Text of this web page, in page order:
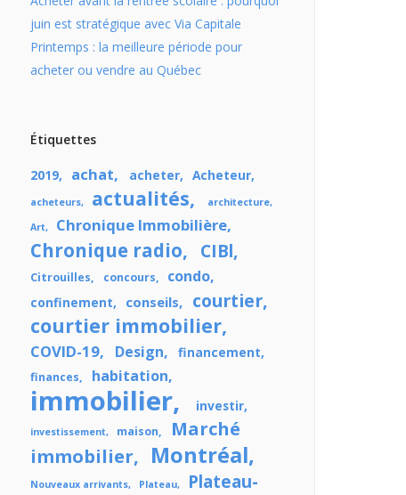
juin est stratégique avec Via Capitale
Printemps : la meilleure période pour
acheter ou vendre au Québec
Étiquettes
2019 achat acheter Acheteur
acheteurs actualités
architecture
Art
Chronique Immobilière
Chronique radio CIBl
Citrouilles concours condo
confinement conseils courtier
courtier immobilier
COVID-19 Design financement
finances habitation
immobilier investir
investissement maison
Marché
immobilier
Montréal
Nouveaux arrivants Plateau
Plateau-